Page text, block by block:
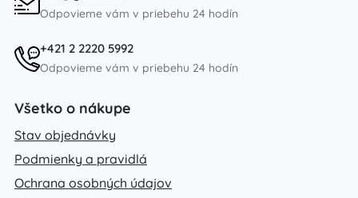
Odpovieme vám v priebehu 24 hodín
+421 2 2220 5992
Odpovieme vám v priebehu 24 hodín
Všetko o nákupe
Stav objednávky
Podmienky a pravidlá
Ochrana osobných údajov